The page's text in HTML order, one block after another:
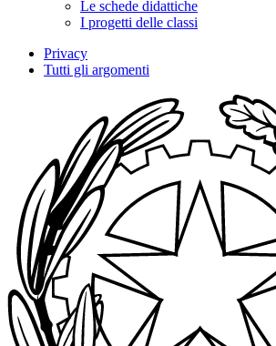
Le schede didattiche
I progetti delle classi
Privacy
Tutti gli argomenti